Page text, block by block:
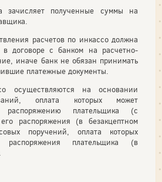
зачисляет полученные суммы на
расчетов по инкассо должна
в договоре с банком на расчетно-
иначе банк не обязан принимать
платежные документы.
осуществляются на основании
оплата которых может
распоряжению плательщика (с
распоряжения (в безакцептном
поручений, оплата которых
распоряжения плательщика (в